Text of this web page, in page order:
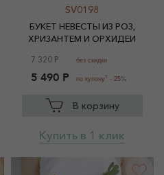
SV0198
БУКЕТ НЕВЕСТЫ ИЗ РОЗ,
ХРИЗАНТЕМ И ОРХИДЕИ
7 320 Р без скидки
5 490 Р по купону 1 - 25%
В корзину
Купить в 1 клик